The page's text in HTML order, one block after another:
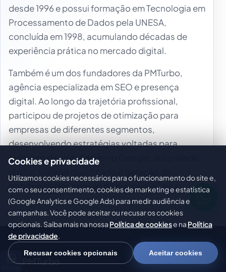
desde 1996 e possui formação em Tecnologia em
Processamento de Dados pela UNESA,
concluída em 1998, acumulando décadas de
experiência prática no mercado digital.
Também é um dos fundadores da PMTurbo,
agência especializada em SEO e presença
digital. Ao longo da trajetória profissional,
participou de projetos de otimização para
empresas de diferentes segmentos,
desenvolvendo estratégias voltadas para
aumento de visibilidade no Google, autoridade
oportunidades através da busca orgânica.
PMTurbo
Cookies e privacidade
Utilizamos cookies necessários para o funcionamento do site e,
com o seu consentimento, cookies de marketing e estatística
(Google Analytics e Google Ads) para medir audiência e
campanhas. Você pode aceitar ou recusar os cookies
opcionais. Saiba mais na nossa Política de cookiese na Política
de privacidade.
Recusar cookies opcionais Aceitar cookies